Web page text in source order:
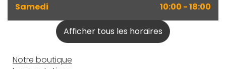
Samedi 10:00 - 18:00
Afficher tous les horaires
Notre boutique